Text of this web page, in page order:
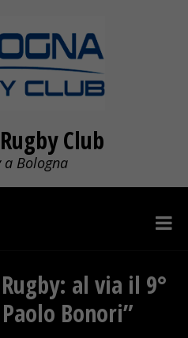
Club
Bologna
al via il 9°
Bonori”